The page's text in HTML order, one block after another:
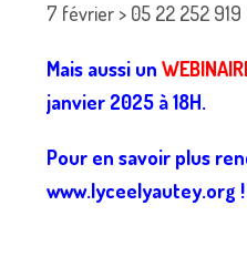
7 février > 05 22 252 919
Mais aussi un
janvier 2025 à 18H.
Pour en savoir plus
www.lyceelyautey.org !